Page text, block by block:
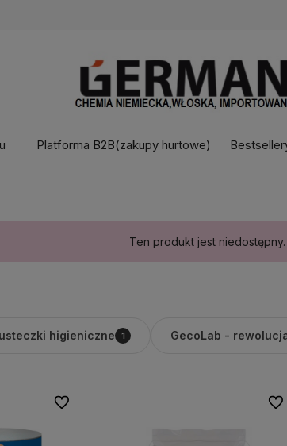
Platforma B2B(zakupy hurtowe)
Ten produkt jest niedostępny.
higieniczne 1 GecoLab -
Do ulubionych Do